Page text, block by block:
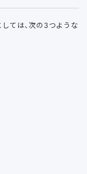
ては、次の3つような